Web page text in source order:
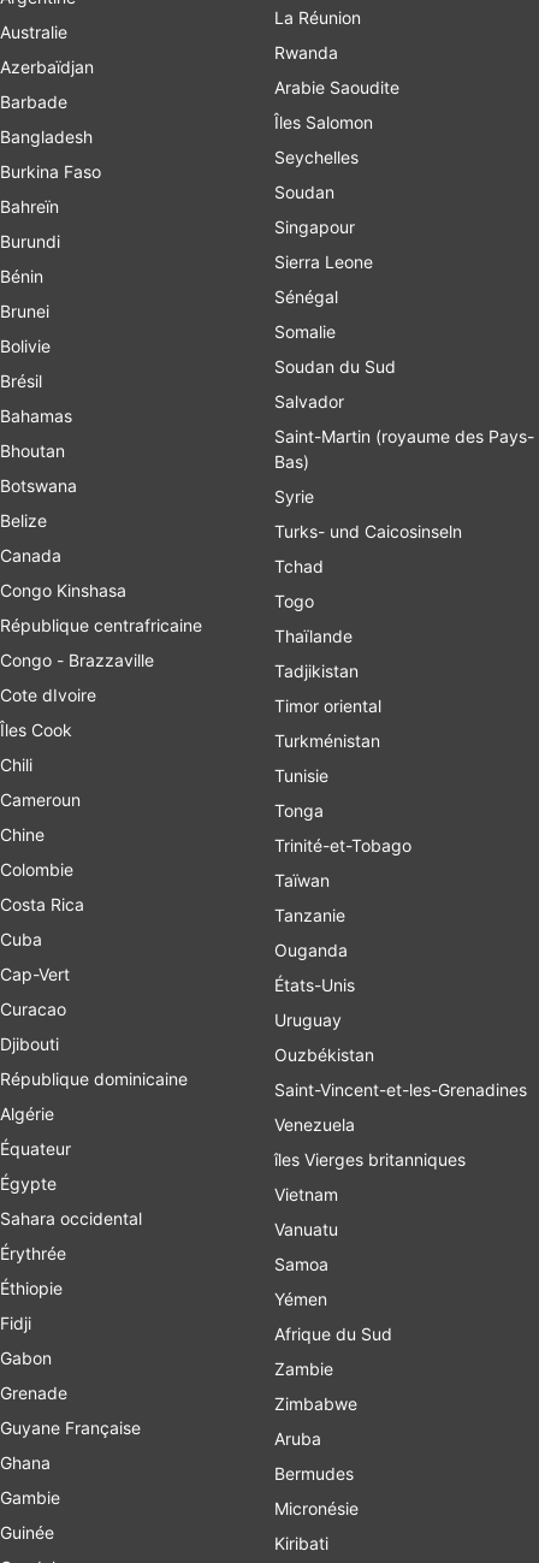
Australie
Azerbaïdjan
Barbade
Bangladesh
Burkina Faso
Bahreïn
Burundi
Bénin
Brunei
Bolivie
Brésil
Bahamas
Bhoutan
Botswana
Belize
Canada
Congo Kinshasa
République centrafricaine
Congo - Brazzaville
Cote dIvoire
Îles Cook
Chili
Cameroun
Chine
Colombie
Costa Rica
Cuba
Cap-Vert
Curacao
Djibouti
République dominicaine
Algérie
Équateur
Égypte
Sahara occidental
Érythrée
Éthiopie
Fidji
Gabon
Grenade
Guyane Française
Ghana
Gambie
Guinée
La Réunion
Rwanda
Arabie Saoudite
Îles Salomon
Seychelles
Soudan
Singapour
Sierra Leone
Sénégal
Somalie
Soudan du Sud
Salvador
Saint-Martin (royaume des Pays-
Bas)
Syrie
Turks- und Caicosinseln
Tchad
Togo
Thaïlande
Tadjikistan
Timor oriental
Turkménistan
Tunisie
Tonga
Trinité-et-Tobago
Taïwan
Tanzanie
Ouganda
États-Unis
Uruguay
Ouzbékistan
Saint-Vincent-et-les-Grenadines
Venezuela
îles Vierges britanniques
Vietnam
Vanuatu
Samoa
Yémen
Afrique du Sud
Zambie
Zimbabwe
Aruba
Bermudes
Micronésie
Kiribati